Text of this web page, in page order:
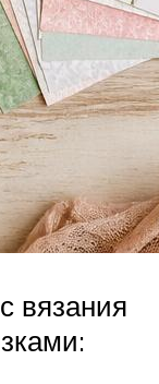
вязания